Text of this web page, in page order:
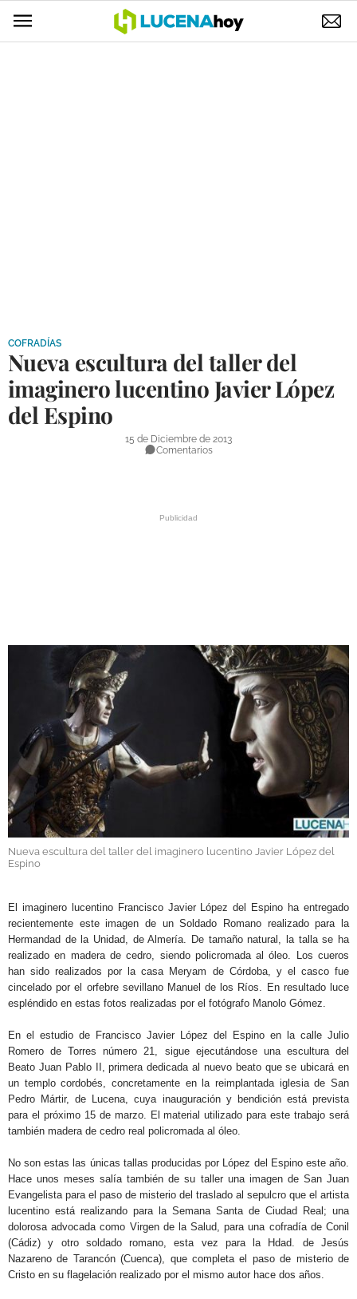
DEPORTES
COMPETICIONES
NECROLÓGICAS
GALERÍAS
COFRADÍAS
Nueva escultura del taller del
imaginero lucentino Javier López
del Espino
15 de Diciembre de 2013
Comentarios
Nueva escultura del taller del imaginero lucentino Javier López del
Espino
El imaginero lucentino Francisco Javier López del Espino ha entregado
recientemente este imagen de un Soldado Romano realizado para la
Hermandad de la Unidad, de Almería. De tamaño natural, la talla se ha
realizado en madera de cedro, siendo policromada al óleo. Los cueros
han sido realizados por la casa Meryam de Córdoba, y el casco fue
cincelado por el orfebre sevillano Manuel de los Ríos. En resultado luce
espléndido en estas fotos realizadas por el fotógrafo Manolo Gómez.
En el estudio de Francisco Javier López del Espino en la calle Julio
Romero de Torres número 21, sigue ejecutándose una escultura del
Beato Juan Pablo II, primera dedicada al nuevo beato que se ubicará en
un templo cordobés, concretamente en la reimplantada iglesia de San
Pedro Mártir, de Lucena, cuya inauguración y bendición está prevista
para el próximo 15 de marzo. El material utilizado para este trabajo será
también madera de cedro real policromada al óleo.
No son estas las únicas tallas producidas por López del Espino este año.
Hace unos meses salía también de su taller una imagen de San Juan
Evangelista para el paso de misterio del traslado al sepulcro que el artista
lucentino está realizando para la Semana Santa de Ciudad Real; una
dolorosa advocada como Virgen de la Salud, para una cofradía de Conil
(Cádiz) y otro soldado romano, esta vez para la Hdad. de Jesús
Nazareno de Tarancón (Cuenca), que completa el paso de misterio de
Cristo en su flagelación realizado por el mismo autor hace dos años.